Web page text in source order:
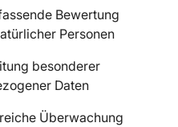
Bewertung
Personen
besonderer
Daten
Überwachung